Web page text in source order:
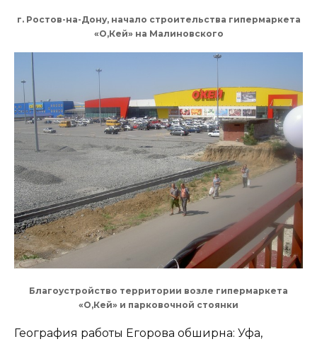
г. Ростов-на-Дону, начало строительства гипермаркета
«О,Кей» на Малиновского
Благоустройство территории возле гипермаркета
«О,Кей» и парковочной стоянки
География работы Егорова обширна: Уфа,